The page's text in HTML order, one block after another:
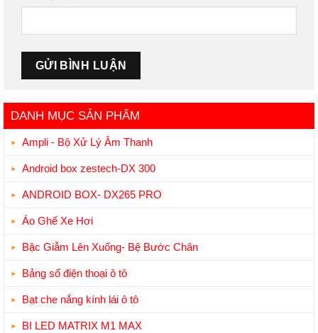
DANH MỤC SẢN PHẨM
Ampli - Bộ Xử Lý Âm Thanh
Android box zestech-DX 300
ANDROID BOX- DX265 PRO
Áo Ghế Xe Hơi
Bậc Giẫm Lên Xuống- Bệ Bước Chân
Bảng số điện thoại ô tô
Bạt che nắng kính lái ô tô
BI LED MATRIX M1 MAX